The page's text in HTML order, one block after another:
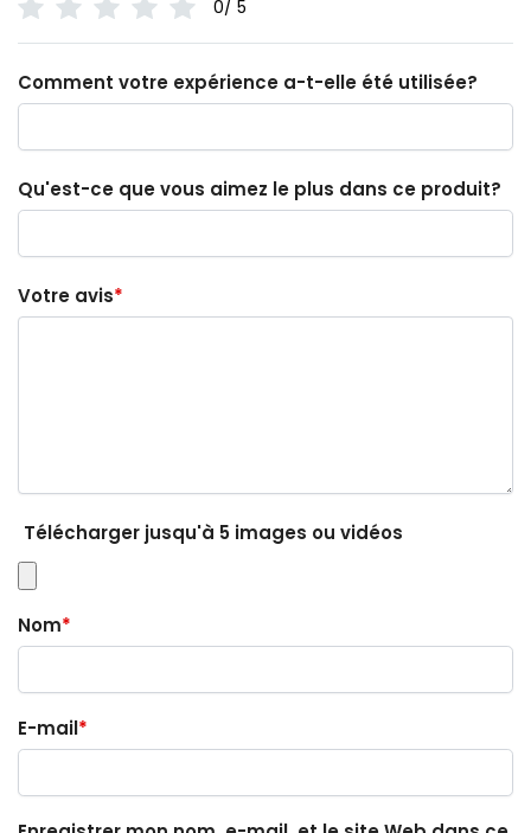
0/ 5
Comment votre expérience a-t-elle été utilisée?
Qu'est-ce que vous aimez le plus dans ce produit?
Votre avis*
Télécharger jusqu'à 5 images ou vidéos
Nom*
E-mail*